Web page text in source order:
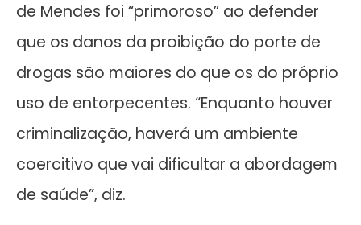
de Mendes foi “primoroso” ao defender
que os danos da proibição do porte de
drogas são maiores do que os do próprio
uso de entorpecentes. “Enquanto houver
criminalização, haverá um ambiente
coercitivo que vai dificultar a abordagem
de saúde”, diz.